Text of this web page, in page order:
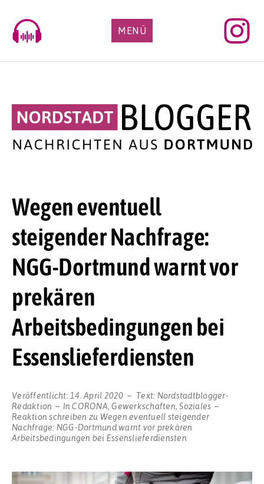
content
MENÜ
Wegen eventuell
steigender Nachfrage:
NGG-Dortmund warnt vor
prekären
Arbeitsbedingungen bei
Essenslieferdiensten
Veröffentlicht: 14. April 2020 Text: Nordstadtblogger-
Redaktion
InCORONA,Gewerkschaften,Soziales
Reaktion schreiben zu Wegen eventuell steigender
Nachfrage: NGG-Dortmund warnt vor prekären
Arbeitsbedingungen bei Essenslieferdiensten